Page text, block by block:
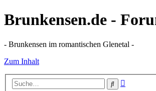
Brunkensen.de -
- Brunkensen im romantischen Glenetal -
Zum Inhalt
Suche